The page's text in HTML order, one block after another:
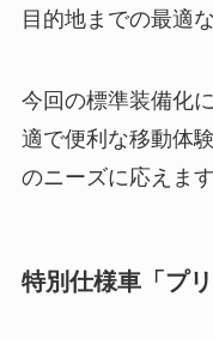
目的地までの最適
今回の標準装備化
適で便利な移動体
のニーズに応えます
特別仕様車「プ